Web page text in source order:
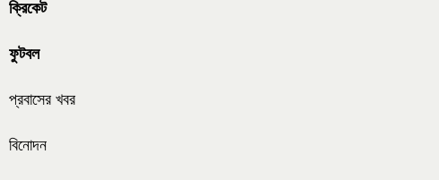
ক্রিকেট
ফুটবল
প্রবাসের খবর
বিনোদন